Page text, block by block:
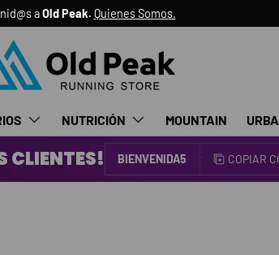
aOld Peak. Quienes Somos.
NUTRICIÓN MOUNTAIN
CLIENTES! BIENVENIDA5 COPIAR